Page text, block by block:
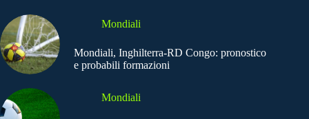
Mondiali
Mondiali, Inghilterra-RD Congo: pronostico
e probabili formazioni
Mondiali